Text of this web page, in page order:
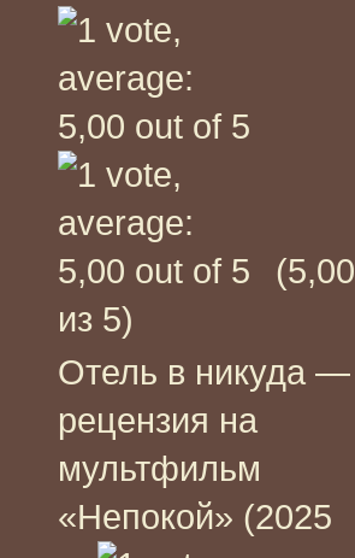
(5,00
из 5)
Отель в никуда —
рецензия на
мультфильм
«Непокой» (2025